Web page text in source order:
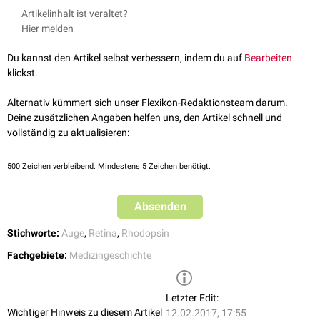
Wald seine Forschungen in Deutschland abbrechen, da er sich als Jude
der Verfolgung durch die Nationalsozialisten ausgeliefert sah. Zurück in
Harvard University. An letzterer erfolgte die Ernennung zum ordentlichen
Professor.
Sehprozessals bedeutendste wissenschaftliche Errungenschaft von
Wald.
1950: Wahl zum Mitlglied der National Academy of Sciences
1953: Albert Lasker Award for Basic Medical Research
Artikelinhalt ist veraltet?
Hier melden
Du kannst den Artikel selbst verbessern, indem du auf Bearbeiten
klickst.
Alternativ kümmert sich unser Flexikon-Redaktionsteam darum.
Deine zusätzlichen Angaben helfen uns, den Artikel schnell und
vollständig zu aktualisieren:
500 Zeichen verbleibend. Mindestens 5 Zeichen benötigt.
Absenden
Stichworte: Auge, Retina, Rhodopsin
Fachgebiete: Medizingeschichte
Wichtiger Hinweis zu diesem Artikel
Letzter Edit:
12.02.2017, 17:55